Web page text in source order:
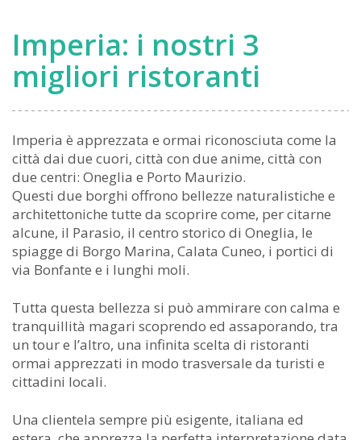
di
pista
ciclabile
Imperia: i nostri 3
migliori ristoranti
Imperia è apprezzata e ormai riconosciuta come la
città dai due cuori, città con due anime, città con
due centri: Oneglia e Porto Maurizio.
Questi due borghi offrono bellezze naturalistiche e
architettoniche tutte da scoprire come, per citarne
alcune, il Parasio, il centro storico di Oneglia, le
spiagge di Borgo Marina, Calata Cuneo, i portici di
via Bonfante e i lunghi moli.
Tutta questa bellezza si può ammirare con calma e
tranquillità magari scoprendo ed assaporando, tra
un tour e l’altro, una infinita scelta di ristoranti
ormai apprezzati in modo trasversale da turisti e
cittadini locali.
Una clientela sempre più esigente, italiana ed